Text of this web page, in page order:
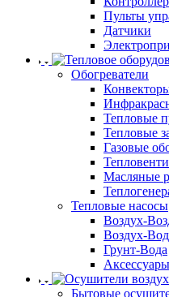
Пульты
Датчики
Обогреватели
Тепловые
Тепловые
Газовые
Масляные
Тепловые насосы
Воздух-
Воздух-
Грунт-Вода
Аксессуары
Бытовые